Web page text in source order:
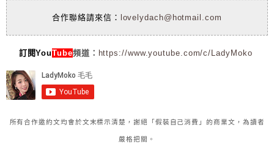
合作聯絡請來信： lovelydach@hotmail.com
訂閱YouTube頻道： https://www.youtube.com/c/LadyMoko
所有合作邀約文均會於文末標示清楚，謝絕「假裝自己消費」的商業文，為讀者
嚴格把關。